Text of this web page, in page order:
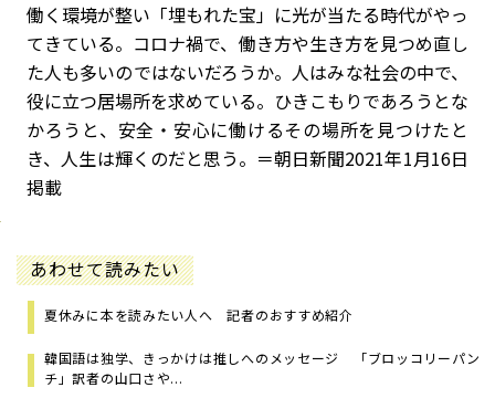
働く環境が整い「埋もれた宝」に光が当たる時代がやっ
てきている。コロナ禍で、働き方や生き方を見つめ直し
た人も多いのではないだろうか。人はみな社会の中で、
役に立つ居場所を求めている。ひきこもりであろうとな
かろうと、安全・安心に働けるその場所を見つけたと
き、人生は輝くのだと思う。＝朝日新聞2021年1月16日
掲載
あわせて読みたい
夏休みに本を読みたい人へ 記者のおすすめ紹介
韓国語は独学、きっかけは推しへのメッセージ 「ブロッコリーパン
チ」訳者の山口さや...